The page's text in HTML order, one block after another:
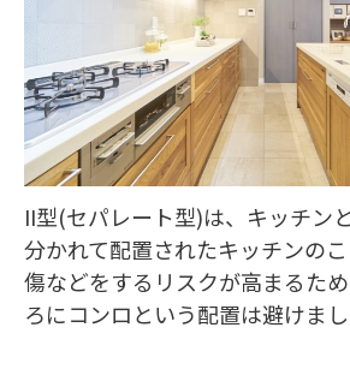
II型(セパレート型)は、キッチン
分かれて配置されたキッチンの
傷などをするリスクが高まるた
ろにコンロという配置は避けまし